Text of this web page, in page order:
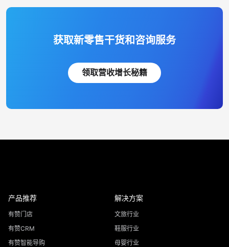
获取新零售干货和咨询服务
领取营收增长秘籍
产品推荐
有赞门店
有赞CRM
有赞智能导购
解决方案
文旅行业
鞋服行业
母婴行业